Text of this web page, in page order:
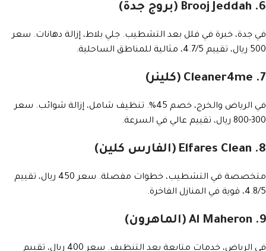
6. Brooj Jeddah (بروج جدة)
في جدة، خبرة في فلل بعد التشطيب. جلي بلاط، إزالة دهانات. سعر
500 ريال، تقييم 4.7/5، مثالية للمناطق الساحلية.
7. Cleaner4me (كلينر)
في الرياض والخرج، خصم 45%. تنظيف شامل، إزالة شوائب. سعر
300-800 ريال، تقييم عالي في السرعة.
8. Elfares Clean (الفارس كلين)
متخصصة في التشطيب، خطوات مفصلة. سعر 450 ريال، تقييم
4.8/5، قوية في المنازل الفاخرة.
9. Al Maheron (الماهرون)
في الرياض، خدمات متابعة بعد التنظيف. سعر 400 ريال، تقييم